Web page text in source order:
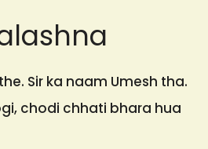
Sir ka naam Umesh tha.
chodi chhati bhara hua